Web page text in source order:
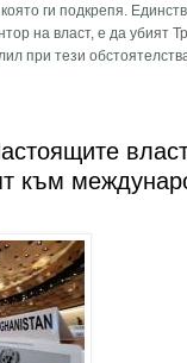
ги подкрепя.
на власт, е да убият
при тези
към